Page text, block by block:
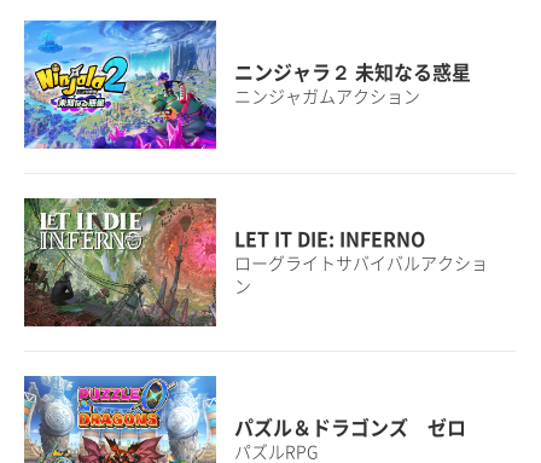
ニンジャラ２ 未知なる惑星
ニンジャガムアクション
LET IT DIE: INFERNO
ローグライトサバイバルアクショ
ン
パズル＆ドラゴンズ ゼロ
パズルRPG